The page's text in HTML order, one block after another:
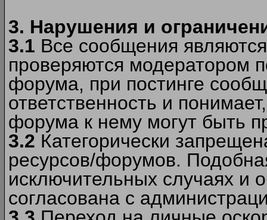
3. Нарушения и
3.1 Все сообщения
проверяются модератором
форума, при постинге
ответственность и
форума к нему могут быть
3.2 Категорически
ресурсов/форумов.
исключительных случаях и
согласована с